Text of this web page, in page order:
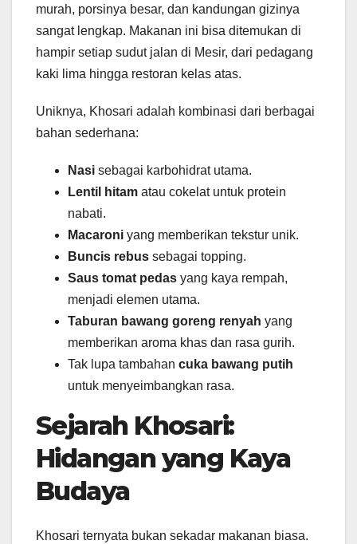
murah, porsinya besar, dan kandungan gizinya
sangat lengkap. Makanan ini bisa ditemukan di
hampir setiap sudut jalan di Mesir, dari pedagang
kaki lima hingga restoran kelas atas.
Uniknya, Khosari adalah kombinasi dari berbagai
bahan sederhana:
Nasi sebagai karbohidrat utama.
Lentil hitam atau cokelat untuk protein
nabati.
Macaroni yang memberikan tekstur unik.
Buncis rebus sebagai topping.
Saus tomat pedas yang kaya rempah,
menjadi elemen utama.
Taburan bawang goreng renyah yang
memberikan aroma khas dan rasa gurih.
Tak lupa tambahan cuka bawang putih
untuk menyeimbangkan rasa.
Sejarah Khosari:
Hidangan yang Kaya
Budaya
Khosari ternyata bukan sekadar makanan biasa.